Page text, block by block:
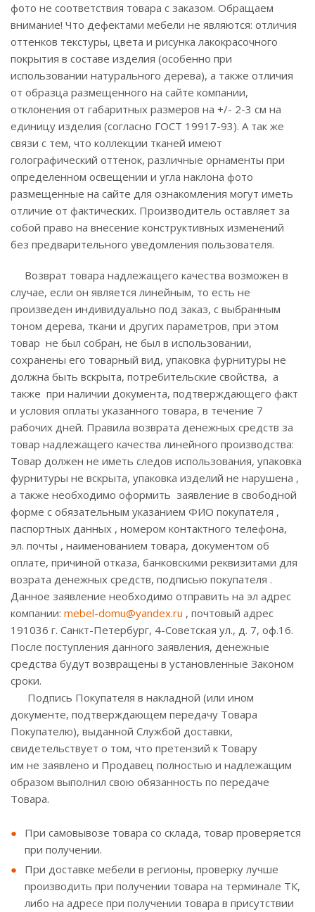
фото не соответствия товара с заказом. Обращаем
внимание! Что дефектами мебели не являются: отличия
оттенков текстуры, цвета и рисунка лакокрасочного
покрытия в составе изделия (особенно при
использовании натурального дерева), а также отличия
от образца размещенного на сайте компании,
отклонения от габаритных размеров на +/- 2-3 см на
единицу изделия (согласно ГОСТ 19917-93). А так же
связи с тем, что коллекции тканей имеют
голографический оттенок, различные орнаменты при
определенном освещении и угла наклона фото
размещенные на сайте для ознакомления могут иметь
отличие от фактических. Производитель оставляет за
собой право на внесение конструктивных изменений
без предварительного уведомления пользователя.
Возврат товара надлежащего качества возможен в
случае, если он является линейным, то есть не
произведен индивидуально под заказ, с выбранным
тоном дерева, ткани и других параметров, при этом
товар не был собран, не был в использовании,
сохранены его товарный вид, упаковка фурнитуры не
должна быть вскрыта, потребительские свойства, а
также при наличии документа, подтверждающего факт
и условия оплаты указанного товара, в течение 7
рабочих дней. Правила возврата денежных средств за
товар надлежащего качества линейного производства:
Товар должен не иметь следов использования, упаковка
фурнитуры не вскрыта, упаковка изделий не нарушена ,
а также необходимо оформить заявление в свободной
форме с обязательным указанием ФИО покупателя ,
паспортных данных , номером контактного телефона,
эл. почты , наименованием товара, документом об
оплате, причиной отказа, банковскими реквизитами для
возрата денежных средств, подписью покупателя .
Данное заявление необходимо отправить на эл адрес
компании: mebel-domu@yandex.ru , почтовый адрес
191036 г. Санкт-Петербург, 4-Советская ул., д. 7, оф.16.
После поступления данного заявления, денежные
средства будут возвращены в установленные Законом
сроки.
Подпись Покупателя в накладной (или ином
документе, подтверждающем передачу Товара
Покупателю), выданной Службой доставки,
свидетельствует о том, что претензий к Товару
им не заявлено и Продавец полностью и надлежащим
образом выполнил свою обязанность по передаче
Товара.
При самовывозе товара со склада, товар проверяется
при получении.
При доставке мебели в регионы, проверку лучше
производить при получении товара на терминале ТК,
либо на адресе при получении товара в присутствии